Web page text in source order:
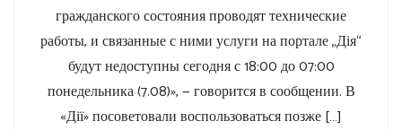
гражданского состояния проводят технические
работы, и связанные с ними услуги на портале „Дія“
будут недоступны сегодня с 18:00 до 07:00
понедельника (7.08)», — говорится в сообщении. В
«Дії» посоветовали воспользоваться позже […]